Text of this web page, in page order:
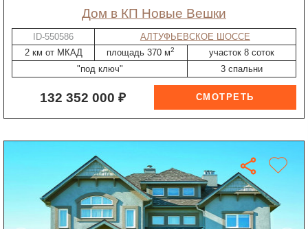
дом в КП Новые Вешки
ID-550586
АЛТУФЬЕВСКОЕ ШОССЕ
2 км от МКАД
площадь 370 м2
участок 8 соток
"под ключ"
3 спальни
132 352 000 ₽